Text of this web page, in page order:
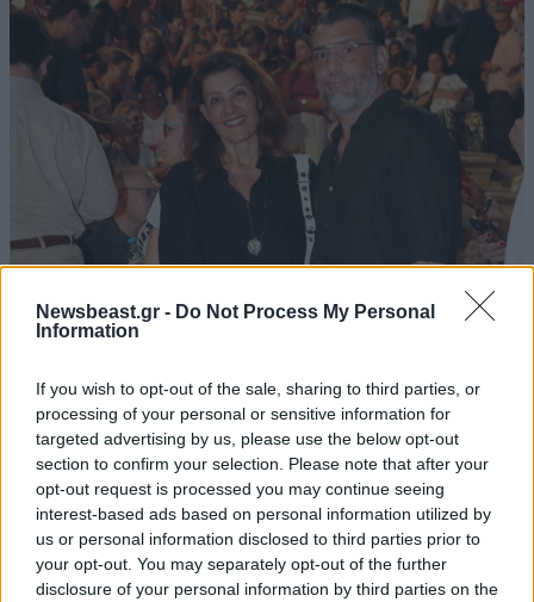
Newsbeast.gr - Do Not Process My Personal
Information
If you wish to opt-out of the sale, sharing to third parties, or
processing of your personal or sensitive information for
targeted advertising by us, please use the below opt-out
section to confirm your selection. Please note that after your
opt-out request is processed you may continue seeing
interest-based ads based on personal information utilized by
us or personal information disclosed to third parties prior to
your opt-out. You may separately opt-out of the further
disclosure of your personal information by third parties on the
LIFESTYLE08·08·2026 09:01
σχέση που θυμίζει σενάριο ταινίας και μετρά
πάνω από τέσσερα χρόνια